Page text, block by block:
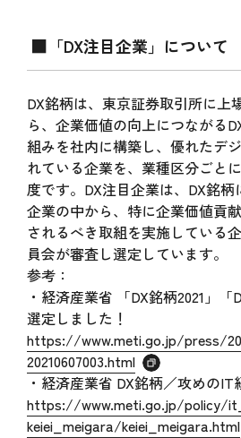
■「DX注目企業」について
DX銘柄は、東京証券取引所に上
ら、企業価値の向上につながる
組みを社内に構築し、優れたデ
れている企業を、業種区分ごと
度です。DX注目企業は、DX銘
企業の中から、特に企業価値貢
されるべき取組を実施している
員会が審査し選定しています。
参考：
・経済産業省 「DX銘柄2021」「
選定しました！
https://www.meti.go.jp/press/
20210607003.html
・経済産業省 DX銘柄／攻めのIT
https://www.meti.go.jp/policy/
keiei_meigara/keiei_meigara.html